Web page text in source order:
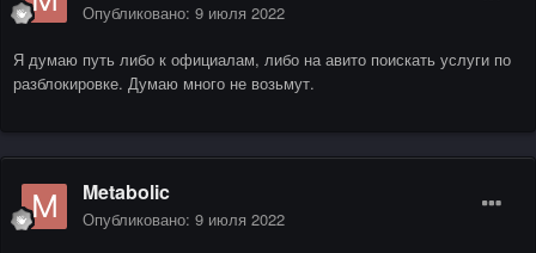
Опубликовано: 9 июля 2022
Я думаю путь либо к официалам, либо на авито поискать услуги по
разблокировке. Думаю много не возьмут.
Metabolic
Опубликовано: 9 июля 2022